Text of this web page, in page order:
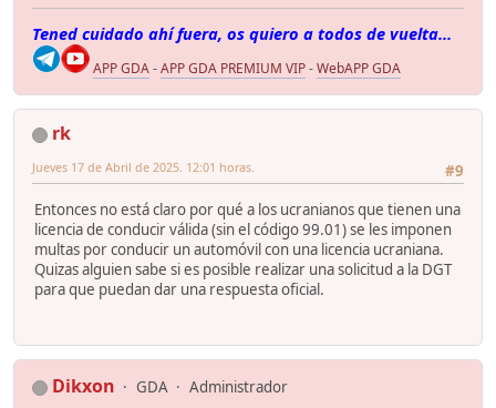
Tened cuidado ahí fuera, os quiero a todos de vuelta...
APP GDA-APP GDA PREMIUM VIP-WebAPP GDA
rk
#9
Jueves 17 de Abril de 2025. 12:01 horas.
Entonces no está claro por qué a los ucranianos que tienen una
licencia de conducir válida (sin el código 99.01) se les imponen
multas por conducir un automóvil con una licencia ucraniana.
Quizas alguien sabe si es posible realizar una solicitud a la DGT
para que puedan dar una respuesta oficial.
Dikxon GDA
Administrador